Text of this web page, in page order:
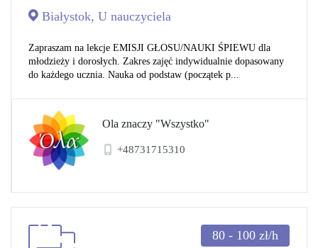
Białystok, U nauczyciela
Zapraszam na lekcje EMISJI GŁOSU/NAUKI ŚPIEWU dla
młodzieży i dorosłych. Zakres zajęć indywidualnie dopasowany
do każdego ucznia. Nauka od podstaw (początek p...
Ola znaczy "Wszystko"
+48731715310
80 - 100 zł/h